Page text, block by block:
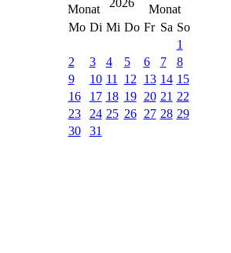
2026
Mo Di Mi Do Fr Sa So
1
2
3 4 5 6 7
8
9
10 11 12 13 14 15
16
17 18 19 20 21 22
23
24 25 26 27 28 29
30
31